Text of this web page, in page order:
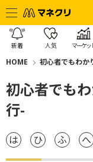
新着 人気 マーケッ
HOME 初心者でもわか
初心者でも
行-
は ひ ふ へ